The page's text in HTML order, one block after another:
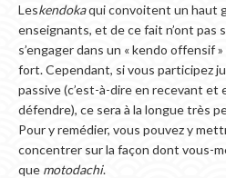
Leskendokaqui convoitent un haut
enseignants, et de ce fait n’ont pas
s’engager dans un « kendo offensif
fort. Cependant, si vous participez
passive (c’est-à-dire en recevant et
défendre), ce sera à la longue très
Pour y remédier, vous pouvez y
concentrer sur la façon dont vous-
que motodachi.